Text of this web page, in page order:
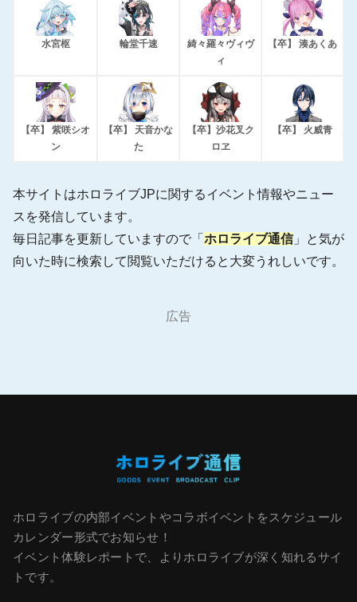
水宮枢 輪堂千速
綺々羅々ヴィヴ
ィ
【卒】 湊あくあ
【卒】 紫咲シオ
ン
【卒】 天音かな
た
【卒】沙花叉ク
ロヱ
【卒】 火威青
本サイトはホロライブJPに関するイベント情報やニュー
スを発信しています。
毎日記事を更新していますので「 ホロライブ通信 」と気が
向いた時に検索して閲覧いただけると大変うれしいです。
広告
ホロライブの内部イベントやコラボイベントをスケジュール
カレンダー形式でお知らせ！
イベント体験レポートで、よりホロライブが深く知れるサイ
トです。